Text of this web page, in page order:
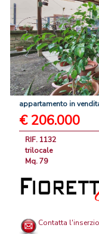
appartamento in
€ 206.000
RIF. 1132
trilocale
Mq. 79
Contatta